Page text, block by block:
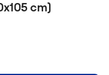
cm)